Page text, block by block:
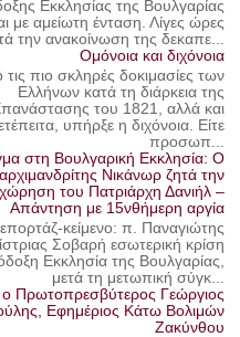
Εκκλησίας της Βουλγαρίας
με αμείωτη ένταση. Λίγες ώρες
την ανακοίνωση της δεκαπε...
Ομόνοια και διχόνοια
πιο σκληρές δοκιμασίες των
Ελλήνων κατά τη διάρκεια της
του 1821, αλλά και
υπήρξε η διχόνοια. Είτε
προσωπ...
στη Βουλγαρική Εκκλησία: Ο
αρχιμανδρίτης Νικάνωρ ζητά την
του Πατριάρχη Δανιήλ –
Απάντηση με 15νθήμερη αργία
κείμενο: π. Παναγιώτης
Σοβαρή εσωτερική κρίση
Εκκλησία της Βουλγαρίας,
μετά τη μετωπική σύγκ...
ο Πρωτοπρεσβύτερος Γεώργιος
Εφημέριος Κάτω Βολιμών
Ζακύνθου